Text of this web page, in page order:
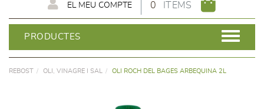
0 ITEMS
EL MEU COMPTE
PRODUCTES
REBOST OLI, VINAGRE I SAL OLI ROCH DEL BAGES ARBEQUINA 2L